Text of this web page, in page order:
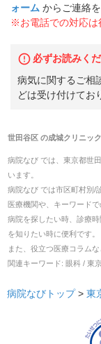
ォーム からご連絡
※お電話での対応は
必ずお読みく
病気に関するご相
どは受け付けてお
世田谷区 の成城クリニック
病院なび では、 東京都世
います。
病院なび では市区町村別/
医療機関や、キーワードで
病院を探したい時、診療
を知りたい時に便利です。
また、役立つ医療コラム
関連キーワード: 眼科 / 東
病院なびトップ > 東